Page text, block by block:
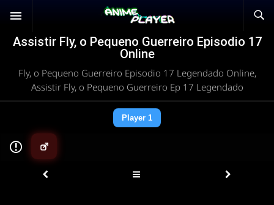
Assistir Fly, o Pequeno Guerreiro Episodio 17
Online
Fly, o Pequeno Guerreiro Episodio 17 Legendado Online,
Assistir Fly, o Pequeno Guerreiro Ep 17 Legendado
Player 1
▶